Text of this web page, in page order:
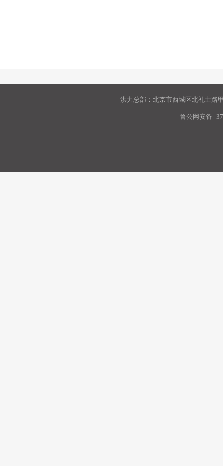
洪力总部：北京市西城区北礼士路
鲁公网安备